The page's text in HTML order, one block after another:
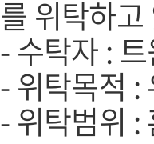
를 위탁하
- 수탁자 :
- 위탁목적 :
- 위탁범위 :